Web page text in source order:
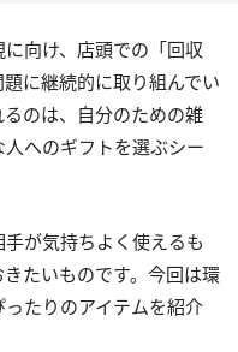
向け、店頭での「回収
に継続的に取り組んでい
のは、自分のための雑
へのギフトを選ぶシー
が気持ちよく使えるも
たいものです。今回は環
たりのアイテムを紹介